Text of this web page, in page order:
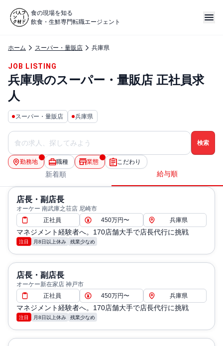
食の現場を知る
飲食・生鮮専門転職エージェント
ホーム スーパー・量販店 兵庫県
JOB LISTING
兵庫県のスーパー・量販店 正社員求
人
スーパー・量販店 兵庫県
勤務地 職種 業態 こだわり
新着順 給与順
店長・副店長
オーケー 南武庫之荘店 尼崎市
正社員
450万円〜 兵庫県
マネジメント経験者へ。170店舗大手で店長代行に挑戦
注目 月8日以上休み 残業少なめ
店長・副店長
オーケー新在家店 神戸市
正社員
450万円〜 兵庫県
マネジメント経験者へ。170店舗大手で店長代行に挑戦
注目 月8日以上休み 残業少なめ